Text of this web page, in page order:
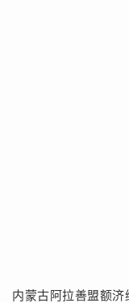
内蒙古阿拉善盟额